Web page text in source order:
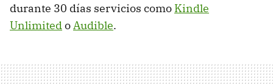
durante 30 días servicios como Kindle
UnlimitedoAudible.